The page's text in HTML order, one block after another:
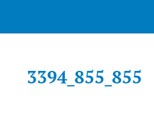
3394_855_855